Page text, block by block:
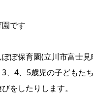
です
ぽぽ保育園(立川市富士
3、4、5歳児の子ども
をしたりします。